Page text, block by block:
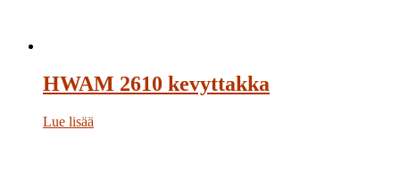
HWAM 2610 kevyttakka
Lue lisää